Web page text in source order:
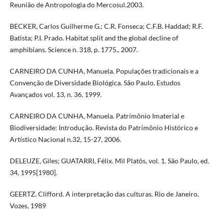
Reunião de Antropologia do Mercosul.2003.
BECKER, Carlos Guilherme G.; C.R. Fonseca; C.F.B. Haddad; R.F.
Batista; P.I. Prado. Habitat split and the global decline of
amphibians. Science n. 318, p. 1775., 2007.
CARNEIRO DA CUNHA, Manuela. Populações tradicionais e a
Convenção de Diversidade Biológica. São Paulo, Estudos
Avançados vol. 13, n. 36, 1999.
CARNEIRO DA CUNHA, Manuela. Patrimônio Imaterial e
Biodiversidade: Introdução. Revista do Patrimônio Histórico e
Artístico Nacional n.32, 15-27, 2006.
DELEUZE, Giles; GUATARRI, Félix. Mil Platôs, vol. 1. São Paulo, ed.
34, 1995[1980].
GEERTZ, Clifford. A interpretação das culturas. Rio de Janeiro,
Vozes, 1989